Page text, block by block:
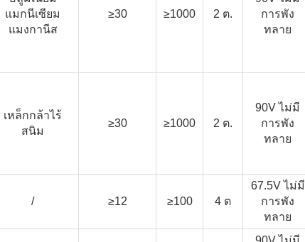
แมกนีเซียม
แมงกานีส
≥30 ≥1000 2 ต.
การพัง
ทลาย
เหล็กกล้าไร้
สนิม
≥30 ≥1000 2 ต.
90V ไม่มี
การพัง
ทลาย
/ ≥12 ≥100 4 ต
67.5V ไม่มี
การพัง
ทลาย